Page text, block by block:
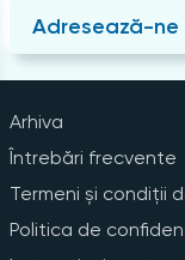
Adresează-
Arhiva
Întrebări frecvente
Termeni și condiții
Politica de